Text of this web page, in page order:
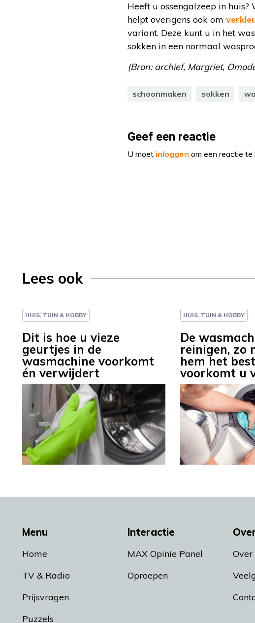
Heeft u ossengalzeep in
helpt overigens ook om
variant. Deze kunt u in het
sokken in een normaal
(Bron: archief, Margriet,
schoonmaken sokken
Geef een reactie
U moet inloggen om een reactie te
Lees ook
HUIS, TUIN & HOBBY
Dit is hoe u vieze
geurtjes in de
wasmachine voorkomt
én verwijdert
HUIS, TUIN & HOBBY
De
reinigen, zo
hem het
voorkomt u
Menu
Home
TV & Radio
Prijsvragen
Puzzels
Interactie
MAX Opinie Panel
Oproepen